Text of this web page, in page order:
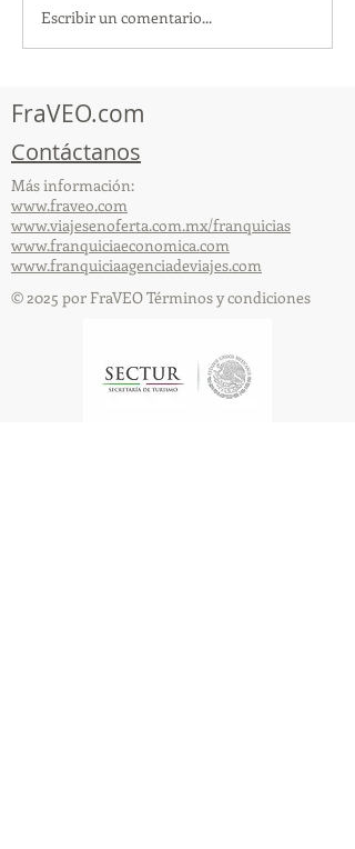
TourTravelynByFraveo
participó en la
Escribir un comentario...
FraVEO.com
Contáctanos
Más información:
www.fraveo.com
www.viajesenoferta.com.mx/franquicias
www.franquiciaeconomica.com
www.franquiciaagenciadeviajes.com
© 2025 por FraVEO Términos y condiciones